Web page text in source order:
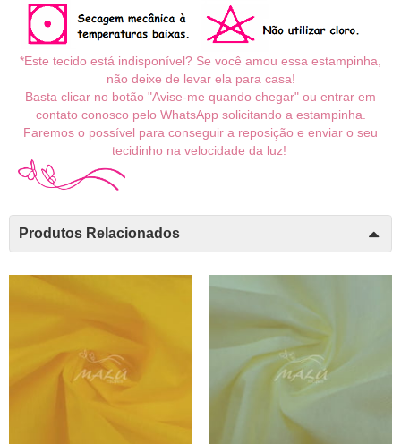
*Este tecido está indisponível? Se você amou essa estampinha,
não deixe de levar ela para casa!
Basta clicar no botão "Avise-me quando chegar" ou entrar em
contato conosco pelo WhatsApp solicitando a estampinha.
Faremos o possível para conseguir a reposição e enviar o seu
tecidinho na velocidade da luz!
Produtos Relacionados